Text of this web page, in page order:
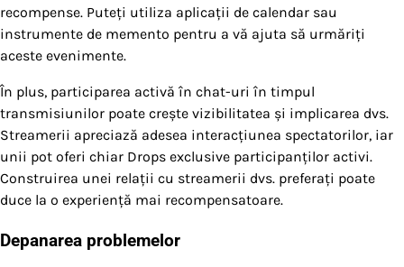
recompense. Puteți utiliza aplicații de calendar sau
instrumente de memento pentru a vă ajuta să urmăriți
aceste evenimente.
În plus, participarea activă în chat-uri în timpul
transmisiunilor poate crește vizibilitatea și implicarea dvs.
Streamerii apreciază adesea interacțiunea spectatorilor, iar
unii pot oferi chiar Drops exclusive participanților activi.
Construirea unei relații cu streamerii dvs. preferați poate
duce la o experiență mai recompensatoare.
Depanarea problemelor